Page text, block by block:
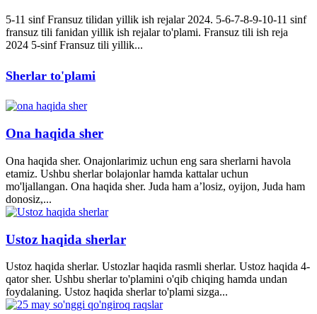
5-11 sinf Fransuz tilidan yillik ish rejalar 2024. 5-6-7-8-9-10-11 sinf
fransuz tili fanidan yillik ish rejalar to'plami. Fransuz tili ish reja
2024 5-sinf Fransuz tili yillik...
Sherlar to'plami
Ona haqida sher
Ona haqida sher. Onajonlarimiz uchun eng sara sherlarni havola
etamiz. Ushbu sherlar bolajonlar hamda kattalar uchun
mo'ljallangan. Ona haqida sher. Juda ham a’losiz, oyijon, Juda ham
donosiz,...
Ustoz haqida sherlar
Ustoz haqida sherlar. Ustozlar haqida rasmli sherlar. Ustoz haqida 4-
qator sher. Ushbu sherlar to'plamini o'qib chiqing hamda undan
foydalaning. Ustoz haqida sherlar to'plami sizga...